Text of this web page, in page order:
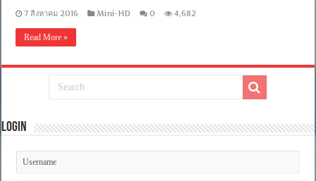
7 สิงหาคม 2016 Mini-HD 0 4,682
Read More »
Login